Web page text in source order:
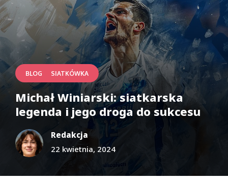
BLOG SIATKÓWKA
Michał Winiarski: siatkarska
legenda i jego droga do sukcesu
Redakcja
22 kwietnia, 2024